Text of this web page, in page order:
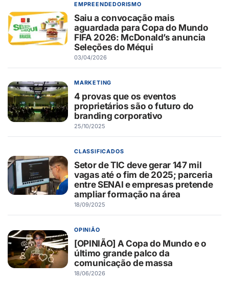
EMPREENDEDORISMO
Saiu a convocação mais
aguardada para Copa do Mundo
FIFA 2026: McDonald’s anuncia
Seleções do Méqui
03/04/2026
MARKETING
4 provas que os eventos
proprietários são o futuro do
branding corporativo
25/10/2025
CLASSIFICADOS
Setor de TIC deve gerar 147 mil
vagas até o fim de 2025; parceria
entre SENAI e empresas pretende
ampliar formação na área
18/09/2025
OPINIÃO
[OPINIÃO] A Copa do Mundo e o
último grande palco da
comunicação de massa
18/06/2026